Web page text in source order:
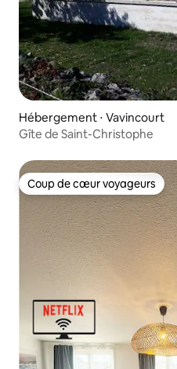
Hébergement ⋅ Vavincourt
Gîte de Saint-Christophe
Coup de cœur voyageurs
Coup de cœur voyageurs